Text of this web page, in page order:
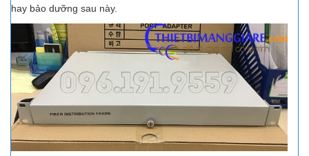
hay bảo dưỡng sau này.